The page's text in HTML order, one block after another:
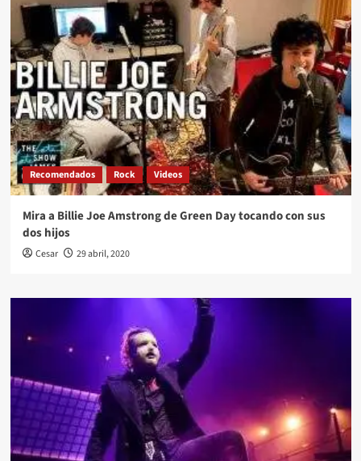
Recomendados Rock Videos
Mira a Billie Joe Amstrong de Green Day tocando con sus
dos hijos
Cesar 29 abril, 2020